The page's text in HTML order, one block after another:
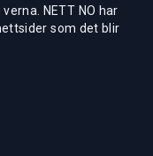
NETT NO har
som det blir